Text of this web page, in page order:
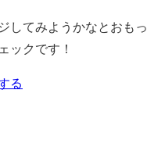
してみようかなとおもっ
ックです！
る